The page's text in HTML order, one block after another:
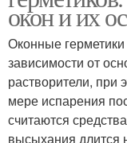
окон и их
Оконные
зависимости от
растворители, при
мере испарения
считаются
высыхания длится